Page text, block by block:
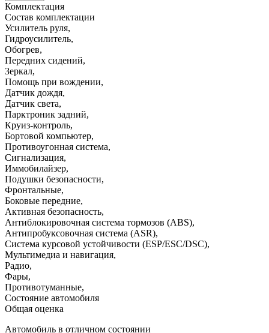
Комплектация
Состав комплектации
Усилитель руля,
Гидроусилитель,
Обогрев,
Передних сидений,
Зеркал,
Помощь при вождении,
Датчик дождя,
Датчик света,
Парктроник задний,
Круиз-контроль,
Бортовой компьютер,
Противоугонная система,
Сигнализация,
Иммобилайзер,
Подушки безопасности,
Фронтальные,
Боковые передние,
Активная безопасность,
Антиблокировочная система тормозов (ABS),
Антипробуксовочная система (ASR),
Система курсовой устойчивости (ESP/ESC/DSC),
Мультимедиа и навигация,
Радио,
Фары,
Противотуманные,
Состояние автомобиля
Общая оценка
Автомобиль в отличном состоянии